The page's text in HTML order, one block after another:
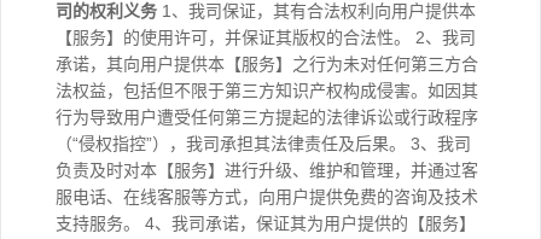
司的权利义务 1、我司保证，其有合法权利向用户提供本
【服务】的使用许可，并保证其版权的合法性。 2、我司
承诺，其向用户提供本【服务】之行为未对任何第三方合
法权益，包括但不限于第三方知识产权构成侵害。如因其
行为导致用户遭受任何第三方提起的法律诉讼或行政程序
（“侵权指控”），我司承担其法律责任及后果。 3、我司
负责及时对本【服务】进行升级、维护和管理，并通过客
服电话、在线客服等方式，向用户提供免费的咨询及技术
支持服务。 4、我司承诺，保证其为用户提供的【服务】